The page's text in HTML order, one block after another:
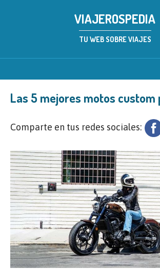
VIAJEROSPEDIA
TU WEB SOBRE VIAJES
Las 5 mejores motos custom
Comparte en tus redes sociales: